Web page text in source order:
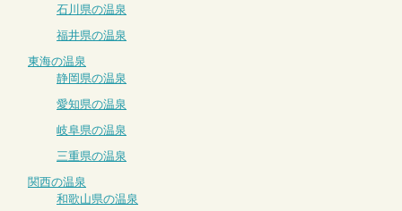
石川県の温泉
福井県の温泉
東海の温泉
静岡県の温泉
愛知県の温泉
岐阜県の温泉
三重県の温泉
関西の温泉
和歌山県の温泉